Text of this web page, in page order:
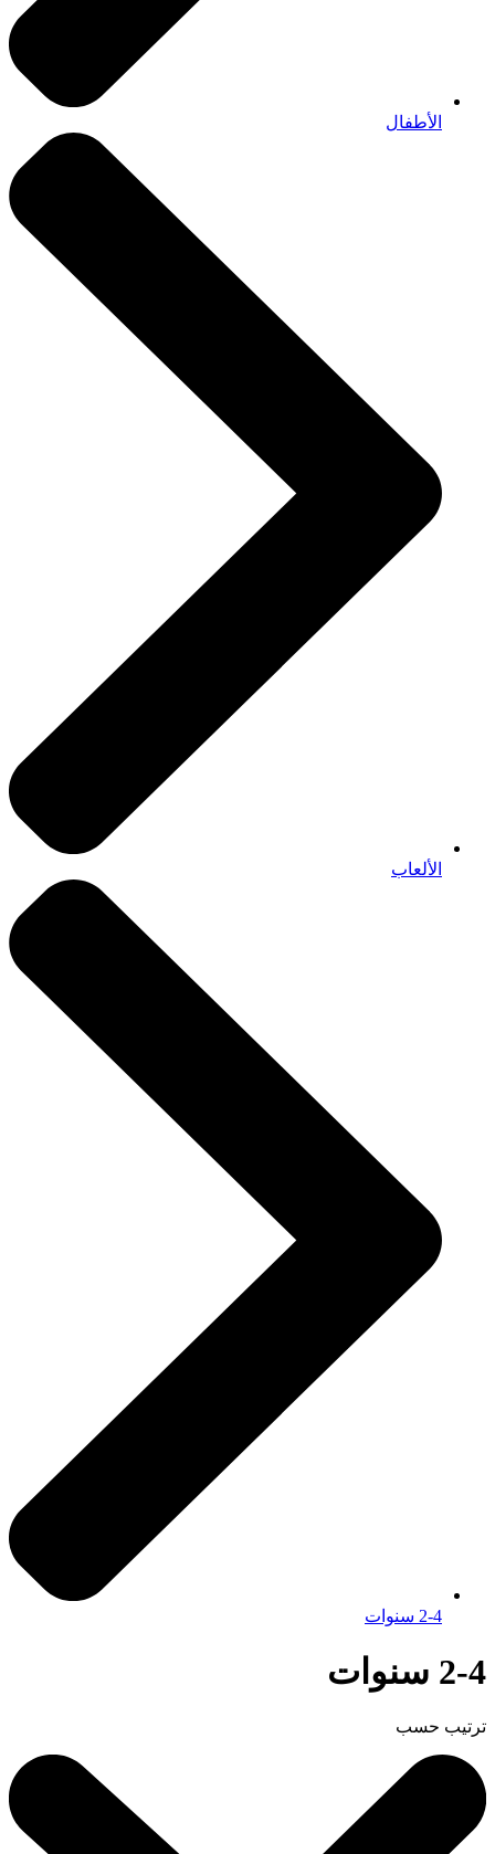
الأطفال
الألعاب
2-4 سنوات
2-4 سنوات
ترتيب حسب